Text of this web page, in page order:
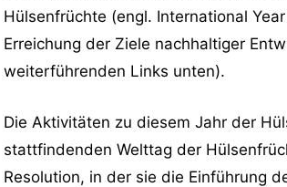
Hülsenfrüchte (engl. International
Erreichung der Ziele nachhaltiger
weiterführenden Links unten).
Die Aktivitäten zu diesem Jahr der
stattfindenden Welttag der
Resolution, in der sie die Einführung